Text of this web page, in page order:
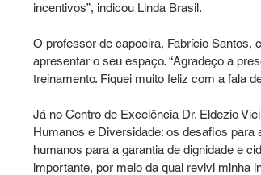
incentivos”, indicou Linda Brasil.
O professor de capoeira, Fabrício Santos,
apresentar o seu espaço. “Agradeço a
treinamento. Fiquei muito feliz com a fala
Já no Centro de Excelência Dr. Eldezio
Humanos e Diversidade: os desafios para
humanos para a garantia de dignidade e
importante, por meio da qual revivi minha